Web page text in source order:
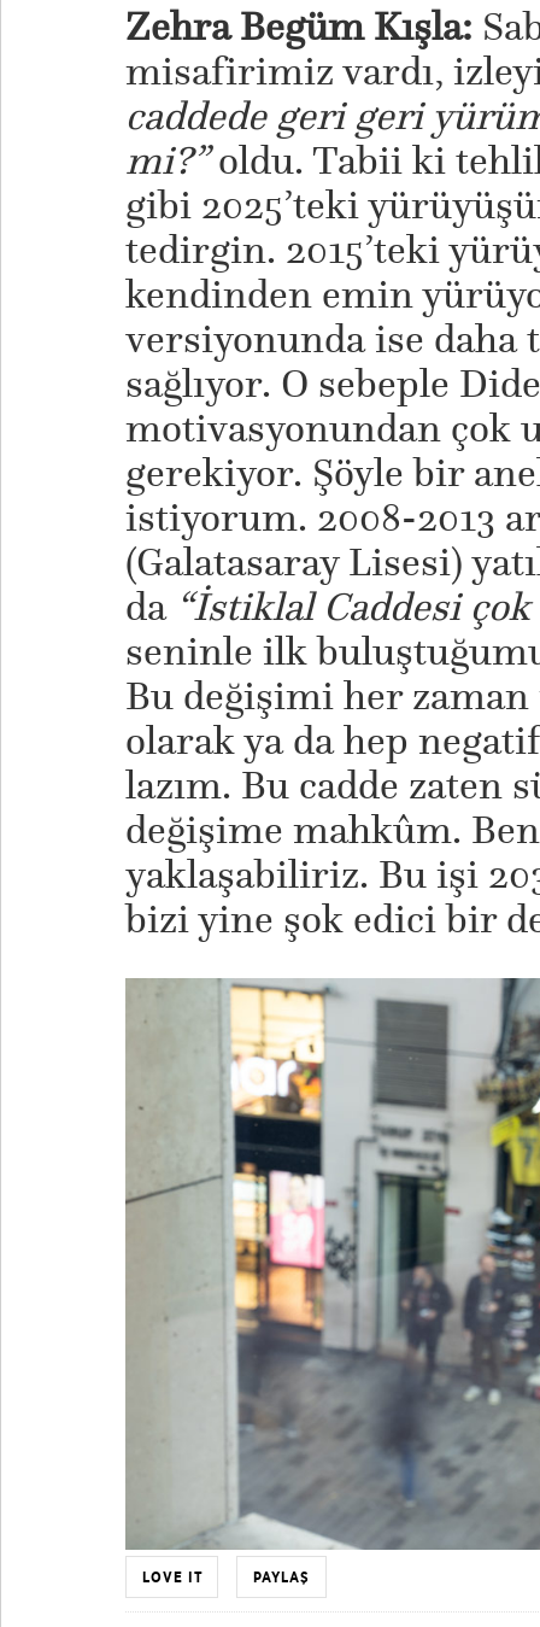
Zehra Begüm Kışla:
misafirimiz vardı,
caddede geri geri
mi?”oldu. Tabii ki
gibi 2025’teki
tedirgin. 2015’teki
kendinden emin
versiyonunda ise
sağlıyor. O sebeple
motivasyonundan çok
gerekiyor. Şöyle bir
istiyorum. 2008-2013
(Galatasaray Lisesi)
da “İstiklal Caddesi
seninle ilk
Bu değişimi her
olarak ya da hep
lazım. Bu cadde zaten
değişime mahkûm.
yaklaşabiliriz. Bu işi
bizi yine şok edici bir
LOVE IT PAYLAŞ